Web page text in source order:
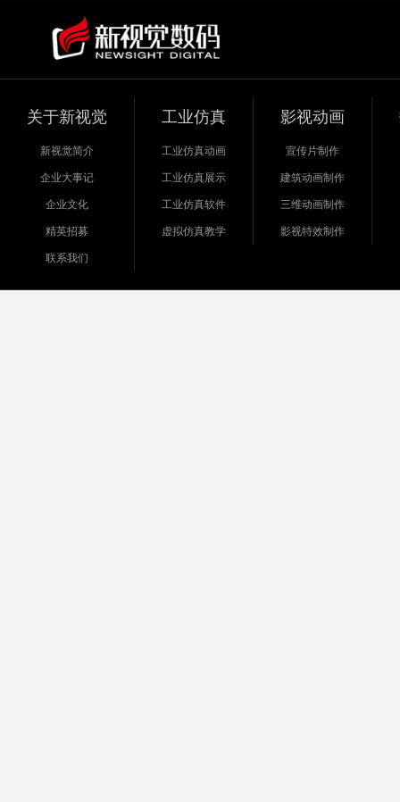
关于新视觉
新视觉简介
企业大事记
企业文化
精英招募
联系我们
工业仿真
工业仿真动画
工业仿真展示
工业仿真软件
虚拟仿真教学
影视动画
宣传片制作
建筑动画制作
三维动画制作
影视特效制作